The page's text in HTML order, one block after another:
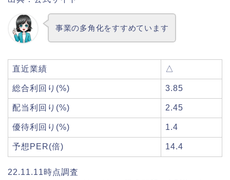
事業の多角化をすすめています
直近業績 △
総合利回り(%) 3.85
配当利回り(%) 2.45
優待利回り(%) 1.4
予想PER(倍) 14.4
22.11.11時点調査